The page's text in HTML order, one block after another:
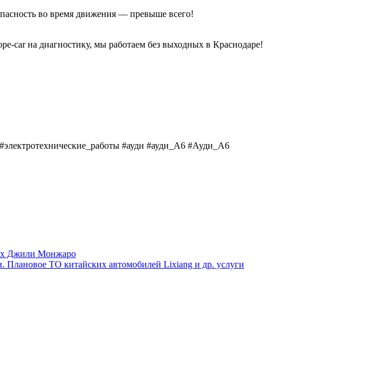
во время движения — превыше всего!
car на диагностику, мы работаем без выходных в Краснодаре!
#ауди #ауди_А6 #Ауди_А6
Джили Монжаро
Плановое ТО китайских автомобилей Lixiang и др. услуги